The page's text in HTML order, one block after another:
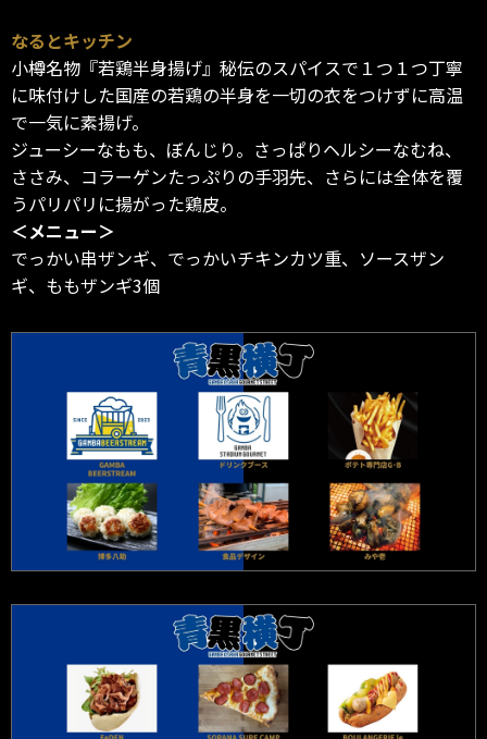
なるとキッチン
小樽名物『若鶏半身揚げ』秘伝のスパイスで１つ１つ丁寧
に味付けした国産の若鶏の半身を一切の衣をつけずに高温
で一気に素揚げ。
ジューシーなもも、ぼんじり。さっぱりヘルシーなむね、
ささみ、コラーゲンたっぷりの手羽先、さらには全体を覆
うパリパリに揚がった鶏皮。
＜メニュー＞
でっかい串ザンギ、でっかいチキンカツ重、ソースザン
ギ、ももザンギ3個